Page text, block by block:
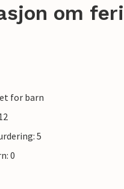
om
for barn
5
0